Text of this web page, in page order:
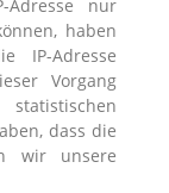
nur
haben
IP-Adresse
Vorgang
dass die
wir unsere